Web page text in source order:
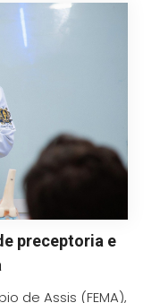
preceptoria e
de Assis (FEMA),